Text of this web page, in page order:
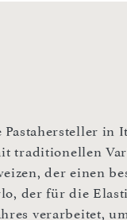
in
traditionellen
der einen
der für die
verarbeitet,